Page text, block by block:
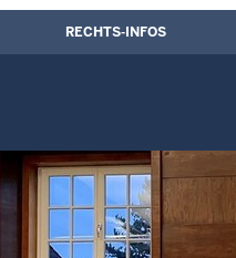
RECHTS-INFOS